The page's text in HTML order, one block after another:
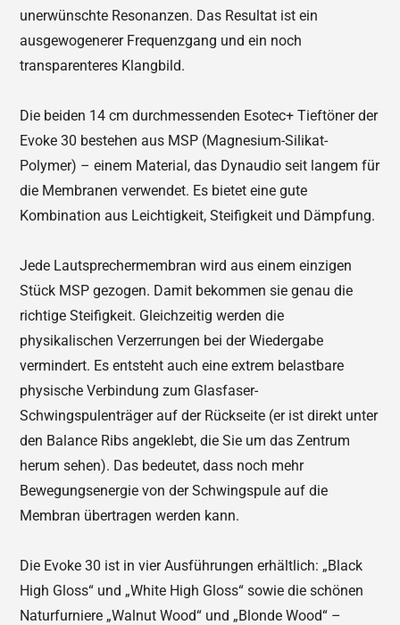
unerwünschte Resonanzen. Das Resultat ist ein
ausgewogenerer Frequenzgang und ein noch
transparenteres Klangbild.
Die beiden 14 cm durchmessenden Esotec+ Tieftöner der
Evoke 30 bestehen aus MSP (Magnesium-Silikat-
Polymer) – einem Material, das Dynaudio seit langem für
die Membranen verwendet. Es bietet eine gute
Kombination aus Leichtigkeit, Steifigkeit und Dämpfung.
Jede Lautsprechermembran wird aus einem einzigen
Stück MSP gezogen. Damit bekommen sie genau die
richtige Steifigkeit. Gleichzeitig werden die
physikalischen Verzerrungen bei der Wiedergabe
vermindert. Es entsteht auch eine extrem belastbare
physische Verbindung zum Glasfaser-
Schwingspulenträger auf der Rückseite (er ist direkt unter
den Balance Ribs angeklebt, die Sie um das Zentrum
herum sehen). Das bedeutet, dass noch mehr
Bewegungsenergie von der Schwingspule auf die
Membran übertragen werden kann.
Die Evoke 30 ist in vier Ausführungen erhältlich: „Black
High Gloss“ und „White High Gloss“ sowie die schönen
Naturfurniere „Walnut Wood“ und „Blonde Wood“ –